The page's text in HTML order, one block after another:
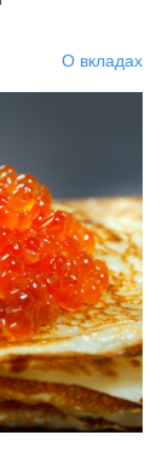
О вкладах